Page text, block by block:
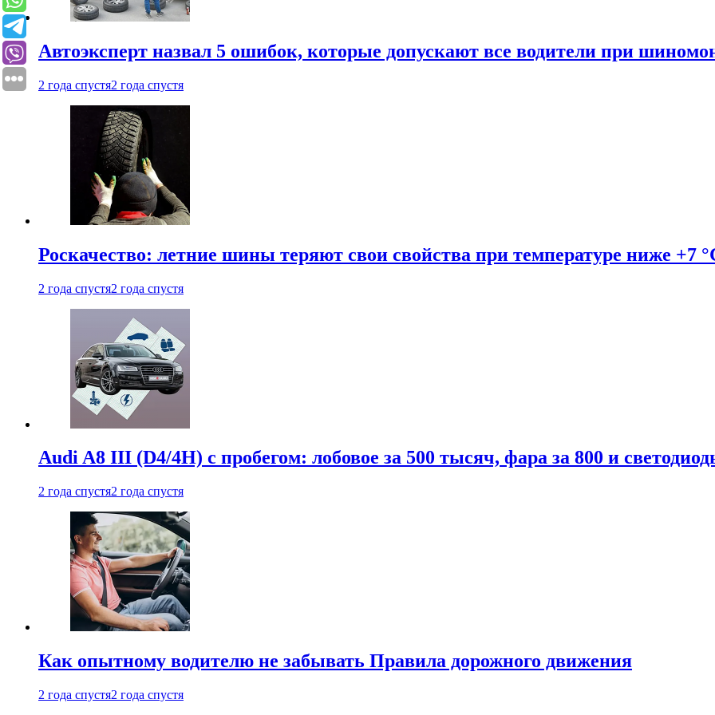
Автоэксперт назвал 5 ошибок, которые допускают все водители при
2 года спустя2 года спустя
Роскачество: летние шины теряют свои свойства при температуре ниже +7
2 года спустя2 года спустя
Audi A8 III (D4/4H) c пробегом: лобовое за 500 тысяч, фара за 800 и
2 года спустя2 года спустя
Как опытному водителю не забывать Правила дорожного движения
2 года спустя2 года спустя